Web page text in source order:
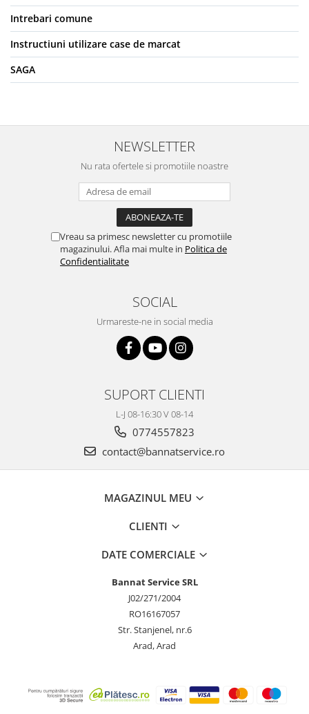
Intrebari comune
Instructiuni utilizare case de marcat
SAGA
NEWSLETTER
Nu rata ofertele si promotiile noastre
Vreau sa primesc newsletter cu promotiile
magazinului. Afla mai multe in Politica de
Confidentialitate
SOCIAL
Urmareste-ne in social media
SUPORT CLIENTI
L-J 08-16:30 V 08-14
0774557823
contact@bannatservice.ro
MAGAZINUL MEU
CLIENTI
DATE COMERCIALE
Bannat Service SRL
J02/271/2004
RO16167057
Str. Stanjenel, nr.6
Arad, Arad